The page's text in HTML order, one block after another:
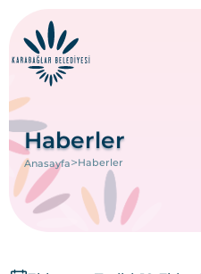
Haberler
Anasayfa>Haberler